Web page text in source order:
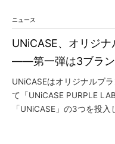
ニュース
UNiCASE、オリジ
――第一弾は3ブラ
UNiCASEはオリジナルブ
て「UNiCASE PURPLE
「UNiCASE」の3つを投入